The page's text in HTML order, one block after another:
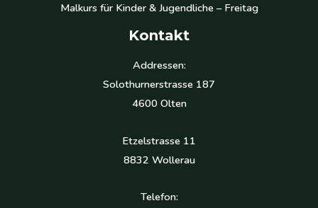
Malkurs für Kinder & Jugendliche – Freitag
Kontakt
Addressen:
Solothurnerstrasse 187
4600 Olten
Etzelstrasse 11
8832 Wollerau
Telefon: